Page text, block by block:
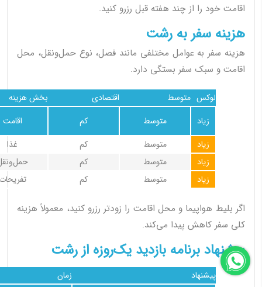
اقامت خود را از چند هفته قبل رزرو کنید.
هزینه سفر به رشت
هزینه سفر به عوامل مختلفی مانند فصل، نوع حمل‌ونقل، محل
اقامت و سبک سفر بستگی دارد.
بخش هزینه اقتصادی متوسط لوکس
اقامت
کم متوسط
زیاد
غذا
کم متوسط
زیاد
کم متوسط
زیاد
کم متوسط زیاد
اگر بلیط هواپیما و محل اقامت را زودتر رزرو کنید، معمولاً هزینه
کلی سفر کاهش پیدا می‌کند.
پیشنهاد برنامه بازدید یک‌روزه از رشت
زمان پیشنهاد